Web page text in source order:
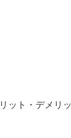
ット・デメリ